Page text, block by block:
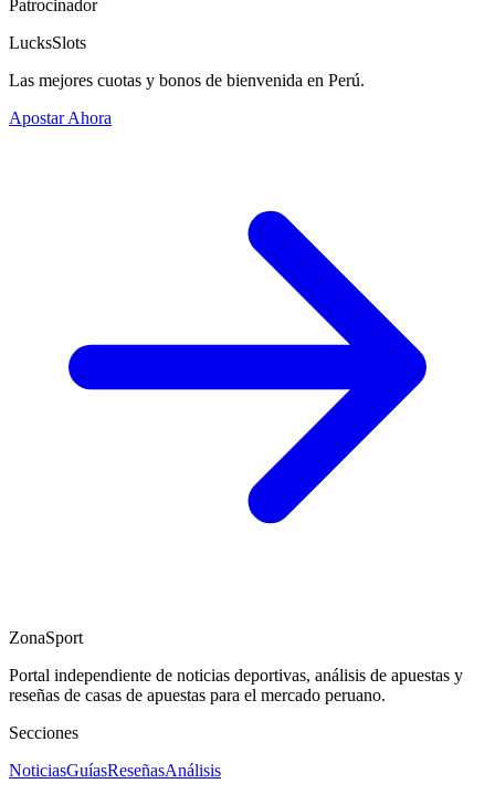
Patrocinador
LucksSlots
Las mejores cuotas y bonos de bienvenida en Perú.
Apostar Ahora
ZonaSport
Portal independiente de noticias deportivas, análisis de apuestas y
reseñas de casas de apuestas para el mercado peruano.
Secciones
NoticiasGuíasReseñasAnálisis